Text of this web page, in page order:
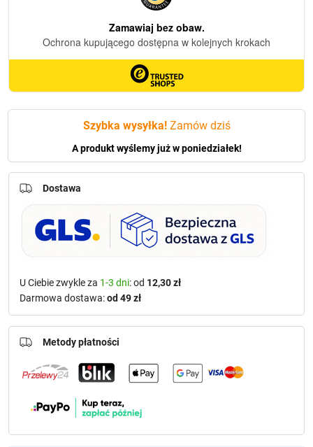
Dostawa
U Ciebie zwykle za 1-3 dni: od 12,30 zł
Darmowa dostawa:od 49 zł
Metody płatności
Szybka wysyłka!Zamów dziś
A produkt wyślemy już w poniedziałek!